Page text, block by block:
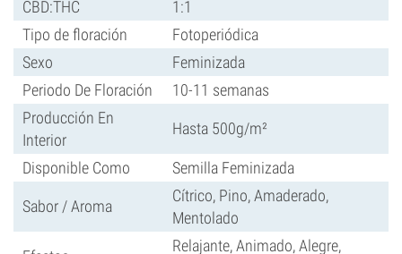
CBD:THC
1:1
Tipo de floración
Fotoperiódica
Sexo
Feminizada
Periodo De Floración
10-11 semanas
Producción En
Interior
Hasta 500g/m²
Disponible Como Semilla Feminizada
Sabor / Aroma
Cítrico, Pino, Amaderado,
Mentolado
Relajante, Animado, Alegre,